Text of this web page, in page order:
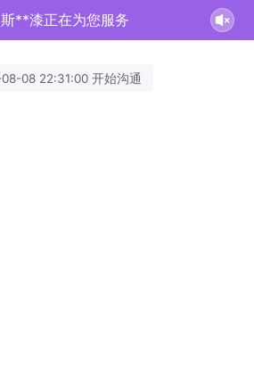
斯**漆正在为您服务
08 22:31:00 开始沟通